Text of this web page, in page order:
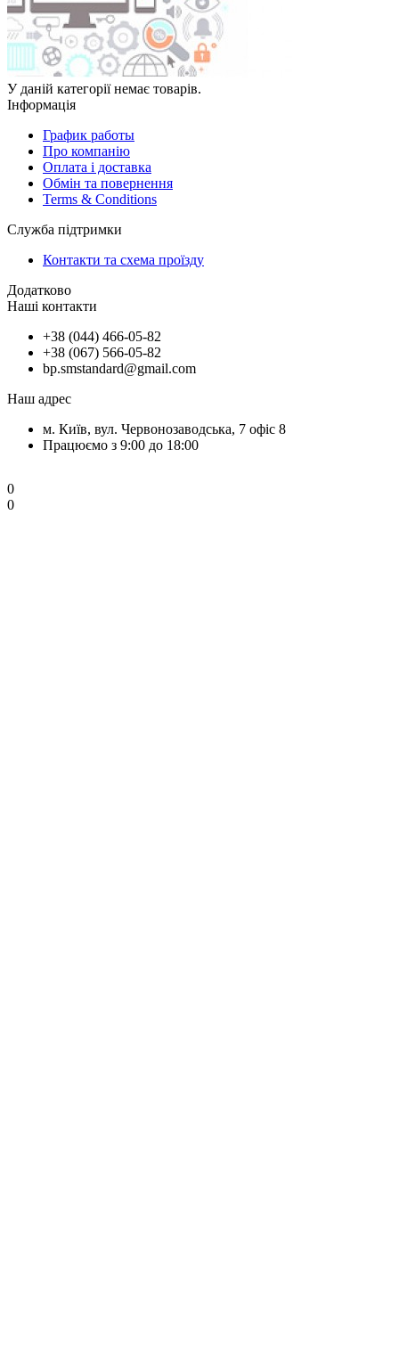
У даній категорії немає товарів.
Інформація
График работы
Про компанію
Оплата і доставка
Обмін та повернення
Terms & Conditions
Служба підтримки
Контакти та схема проїзду
Додатково
Наші контакти
+38 (044) 466-05-82
+38 (067) 566-05-82
bp.smstandard@gmail.com
Наш адрес
м. Київ, вул. Червонозаводська, 7 офіс 8
Працюємо з 9:00 до 18:00
0
0